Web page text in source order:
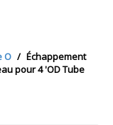
O / Échappement
pour 4 'OD Tube